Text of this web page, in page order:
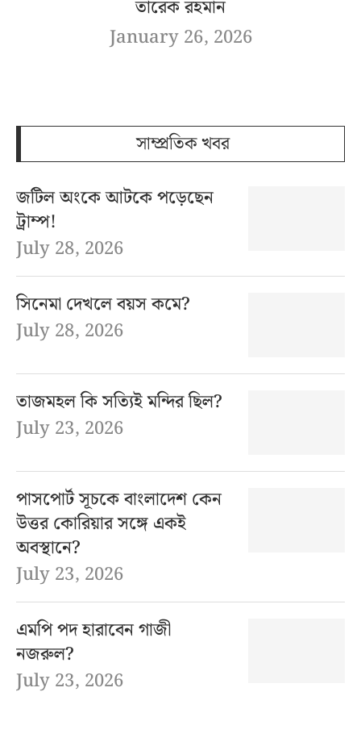
তারেক রহমান
January 26, 2026
সাম্প্রতিক খবর
জটিল অংকে আটকে পড়েছেন
ট্রাম্প!
July 28, 2026
সিনেমা দেখলে বয়স কমে?
July 28, 2026
তাজমহল কি সত্যিই মন্দির ছিল?
July 23, 2026
পাসপোর্ট সূচকে বাংলাদেশ কেন
উত্তর কোরিয়ার সঙ্গে একই
অবস্থানে?
July 23, 2026
এমপি পদ হারাবেন গাজী
নজরুল?
July 23, 2026